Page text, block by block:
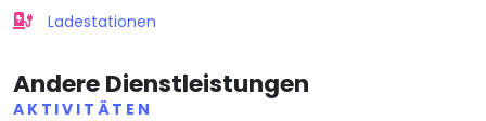
Ladestationen
Andere Dienstleistungen
AKTIVITÄTEN